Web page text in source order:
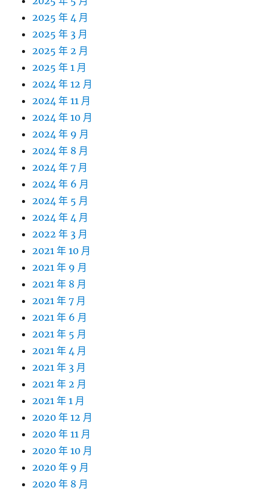
2025 年 4 月
2025 年 3 月
2025 年 2 月
2025 年 1 月
2024 年 12 月
2024 年 11 月
2024 年 10 月
2024 年 9 月
2024 年 8 月
2024 年 7 月
2024 年 6 月
2024 年 5 月
2024 年 4 月
2022 年 3 月
2021 年 10 月
2021 年 9 月
2021 年 8 月
2021 年 7 月
2021 年 6 月
2021 年 5 月
2021 年 4 月
2021 年 3 月
2021 年 2 月
2021 年 1 月
2020 年 12 月
2020 年 11 月
2020 年 10 月
2020 年 9 月
2020 年 8 月